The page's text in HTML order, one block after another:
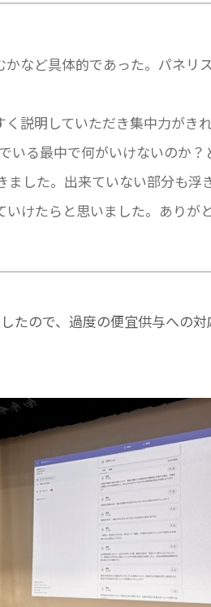
など具体的であった。パネリ
説明していただき集中力がきれ
いる最中で何がいけないのか
ました。出来ていない部分も浮
けたらと思いました。ありが
たので、過度の便宜供与への